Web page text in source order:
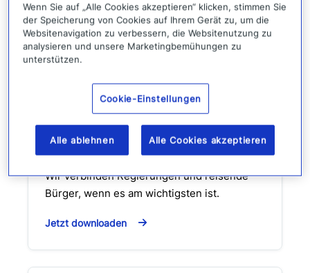
Everbridge Public Warning
für Reisewarnungen
Wir verbinden Regierungen und reisende
Bürger, wenn es am wichtigsten ist.
Jetzt downloaden
Wenn Sie auf „Alle Cookies akzeptieren“ klicken, stimmen Sie
der Speicherung von Cookies auf Ihrem Gerät zu, um die
Websitenavigation zu verbessern, die Websitenutzung zu
analysieren und unsere Marketingbemühungen zu
unterstützen.
Cookie-Einstellungen
Alle ablehnen Alle Cookies akzeptieren